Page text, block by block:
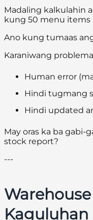
Madaling kalkulahin
kung 50 menu items
Ano kung tumaas
Karaniwang
Human error
Hindi tugmang
Hindi updated
May oras ka ba gabi-
stock report?
---
Kaguluhan